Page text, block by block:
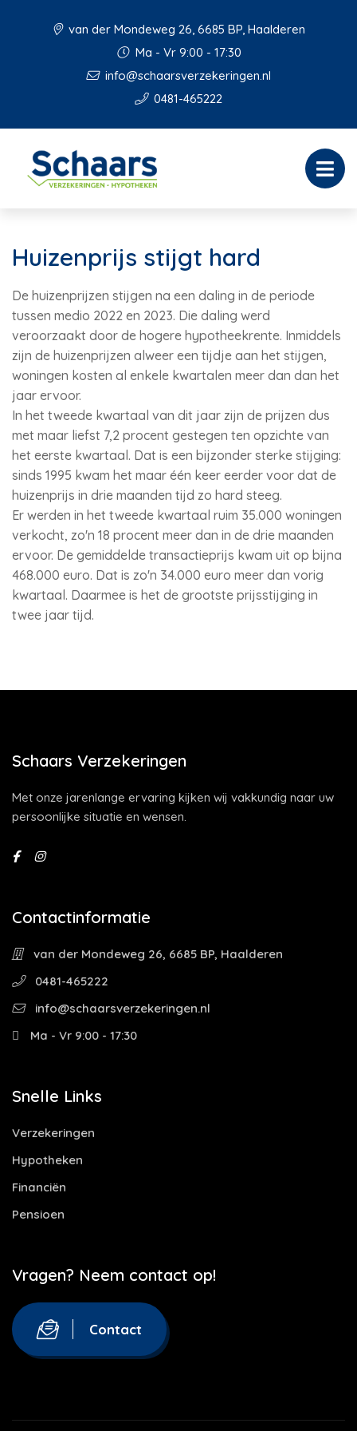
van der Mondeweg 26, 6685 BP, Haalderen
Ma - Vr 9:00 - 17:30
info@schaarsverzekeringen.nl
0481-465222
Huizenprijs stijgt hard
De huizenprijzen stijgen na een daling in de periode
tussen medio 2022 en 2023. Die daling werd
veroorzaakt door de hogere hypotheekrente. Inmiddels
zijn de huizenprijzen alweer een tijdje aan het stijgen,
woningen kosten al enkele kwartalen meer dan dan het
jaar ervoor.
In het tweede kwartaal van dit jaar zijn de prijzen dus
met maar liefst 7,2 procent gestegen ten opzichte van
het eerste kwartaal. Dat is een bijzonder sterke stijging:
sinds 1995 kwam het maar één keer eerder voor dat de
huizenprijs in drie maanden tijd zo hard steeg.
Er werden in het tweede kwartaal ruim 35.000 woningen
verkocht, zo'n 18 procent meer dan in de drie maanden
ervoor. De gemiddelde transactieprijs kwam uit op bijna
468.000 euro. Dat is zo'n 34.000 euro meer dan vorig
kwartaal. Daarmee is het de grootste prijsstijging in
twee jaar tijd.
Schaars Verzekeringen
Met onze jarenlange ervaring kijken wij vakkundig naar uw
persoonlijke situatie en wensen.
Contactinformatie
van der Mondeweg 26, 6685 BP, Haalderen
0481-465222
info@schaarsverzekeringen.nl
Ma - Vr 9:00 - 17:30
Snelle Links
Verzekeringen
Hypotheken
Financiën
Pensioen
Vragen? Neem contact op!
Contact